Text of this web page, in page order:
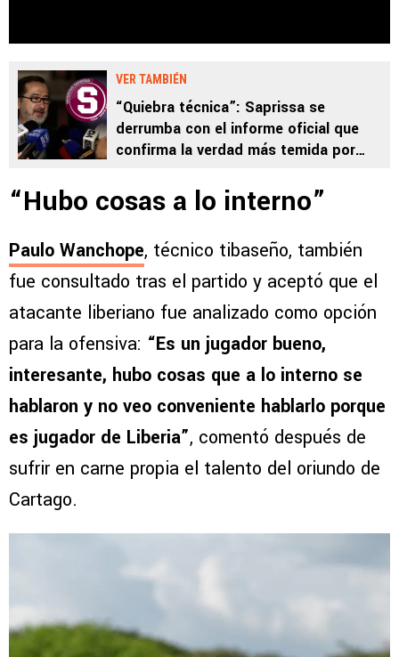
VER TAMBIÉN
“Quiebra técnica”: Saprissa se
derrumba con el informe oficial que
confirma la verdad más temida por
“Hubo cosas a lo interno”
Paulo Wanchope, técnico tibaseño, también
fue consultado tras el partido y aceptó que el
atacante liberiano fue analizado como opción
para la ofensiva: “Es un jugador bueno,
interesante, hubo cosas que a lo interno se
hablaron y no veo conveniente hablarlo porque
es jugador de Liberia”, comentó después de
sufrir en carne propia el talento del oriundo de
Cartago.